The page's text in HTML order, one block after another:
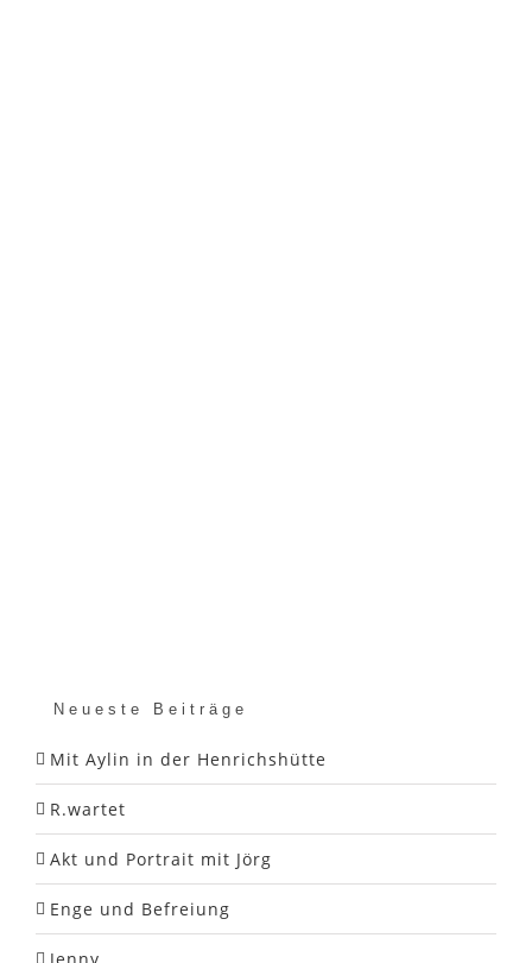
Neueste Beiträge
Mit Aylin in der Henrichshütte
R.wartet
Akt und Portrait mit Jörg
Enge und Befreiung